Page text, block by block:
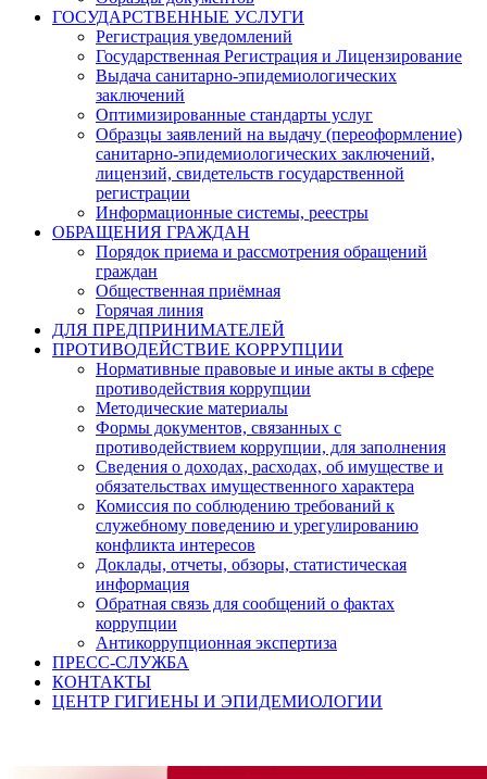
ГОСУДАРСТВЕННЫЕ УСЛУГИ
Регистрация уведомлений
Государственная Регистрация и Лицензирование
Выдача санитарно-эпидемиологических
заключений
Оптимизированные стандарты услуг
Образцы заявлений на выдачу (переоформление)
санитарно-эпидемиологических заключений,
лицензий, свидетельств государственной
регистрации
Информационные системы, реестры
ОБРАЩЕНИЯ ГРАЖДАН
Порядок приема и рассмотрения обращений
граждан
Общественная приёмная
Горячая линия
ДЛЯ ПРЕДПРИНИМАТЕЛЕЙ
ПРОТИВОДЕЙСТВИЕ КОРРУПЦИИ
Нормативные правовые и иные акты в сфере
противодействия коррупции
Методические материалы
Формы документов, связанных с
противодействием коррупции, для заполнения
Сведения о доходах, расходах, об имуществе и
обязательствах имущественного характера
Комиссия по соблюдению требований к
служебному поведению и урегулированию
конфликта интересов
Доклады, отчеты, обзоры, статистическая
информация
Обратная связь для сообщений о фактах
коррупции
Антикоррупционная экспертиза
ПРЕСС-СЛУЖБА
КОНТАКТЫ
ЦЕНТР ГИГИЕНЫ И ЭПИДЕМИОЛОГИИ